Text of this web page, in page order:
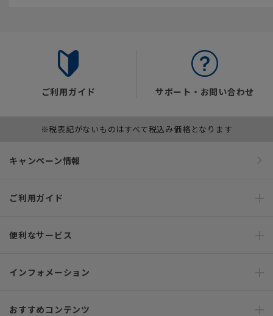
ご利用ガイド サポート・お問い合わせ
※税表記がないものはすべて税込み価格となります
キャンペーン情報
ご利用ガイド
便利なサービス
インフォメーション
おすすめコンテンツ